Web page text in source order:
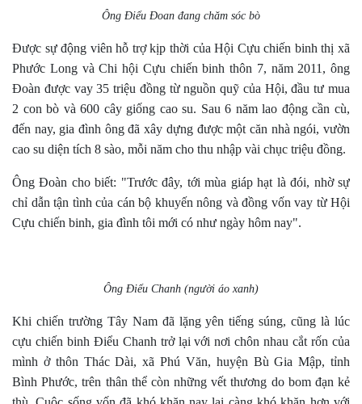
Ông Điểu Đoan đang chăm sóc bò
Được sự động viên hỗ trợ kịp thời của Hội Cựu chiến binh thị xã
Phước Long và Chi hội Cựu chiến binh thôn 7, năm 2011, ông
Đoàn được vay 35 triệu đồng từ nguồn quỹ của Hội, đầu tư mua
2 con bò và 600 cây giống cao su. Sau 6 năm lao động cần cù,
đến nay, gia đình ông đã xây dựng được một căn nhà ngói, vườn
cao su diện tích 8 sào, mỗi năm cho thu nhập vài chục triệu đồng.
Ông Đoàn cho biết: "Trước đây, tới mùa giáp hạt là đói, nhờ sự
chỉ dẫn tận tình của cán bộ khuyến nông và đồng vốn vay từ Hội
Cựu chiến binh, gia đình tôi mới có như ngày hôm nay".
Ông Điểu Chanh (người áo xanh)
Khi chiến trường Tây Nam đã lặng yên tiếng súng, cũng là lúc
cựu chiến binh Điểu Chanh trở lại với nơi chôn nhau cắt rốn của
mình ở thôn Thác Dài, xã Phú Văn, huyện Bù Gia Mập, tỉnh
Bình Phước, trên thân thể còn những vết thương do bom đạn kẻ